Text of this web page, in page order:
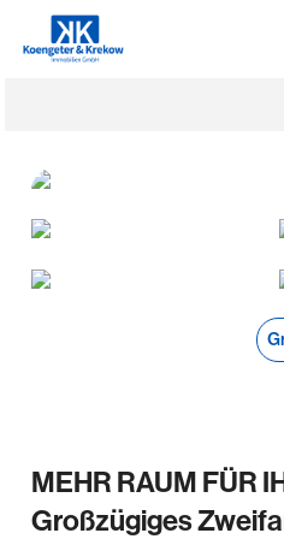
MEHR RAUM FÜR
Großzügiges